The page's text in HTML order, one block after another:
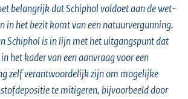
belangrijk dat Schiphol voldoet aan de wet-
in het bezit komt van een natuurvergunning.
Schiphol is in lijn met het uitgangspunt dat
het kader van een aanvraag voor een
zelf verantwoordelijk zijn om mogelijke
te mitigeren, bijvoorbeeld door